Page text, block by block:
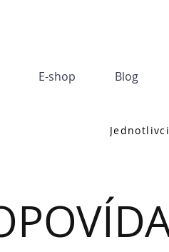
E-shop Blog
Jednotlivci